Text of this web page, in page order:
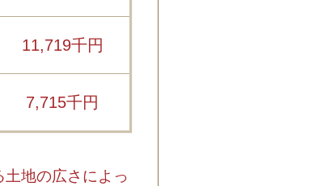
11,719千円
7,715千円
地の広さによっ